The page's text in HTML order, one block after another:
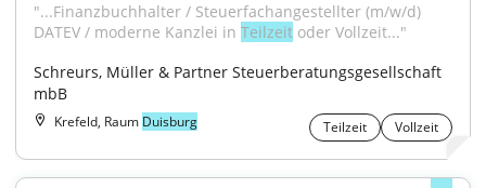
"...Finanzbuchhalter / Steuerfachangestellter (m/w/d)
DATEV / moderne Kanzlei in Teilzeit oder Vollzeit..."
Schreurs, Müller & Partner Steuerberatungsgesellschaft
mbB
Krefeld, Raum Duisburg Teilzeit Vollzeit